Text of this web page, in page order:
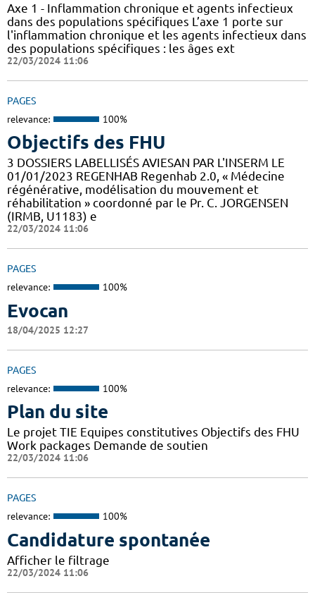
Axe 1 - Inflammation chronique et agents infectieux
dans des populations spécifiques L’axe 1 porte sur
l'inflammation chronique et les agents infectieux dans
des populations spécifiques : les âges ext
22/03/2024 11:06
PAGES
relevance: 100%
Objectifs des FHU
3 DOSSIERS LABELLISÉS AVIESAN PAR L'INSERM LE
01/01/2023 REGENHAB Regenhab 2.0, « Médecine
régénérative, modélisation du mouvement et
réhabilitation » coordonné par le Pr. C. JORGENSEN
(IRMB, U1183) e
22/03/2024 11:06
PAGES
relevance: 100%
Evocan
18/04/2025 12:27
PAGES
relevance: 100%
Plan du site
Le projet TIE Equipes constitutives Objectifs des FHU
Work packages Demande de soutien
22/03/2024 11:06
PAGES
relevance: 100%
Candidature spontanée
Afficher le filtrage
22/03/2024 11:06